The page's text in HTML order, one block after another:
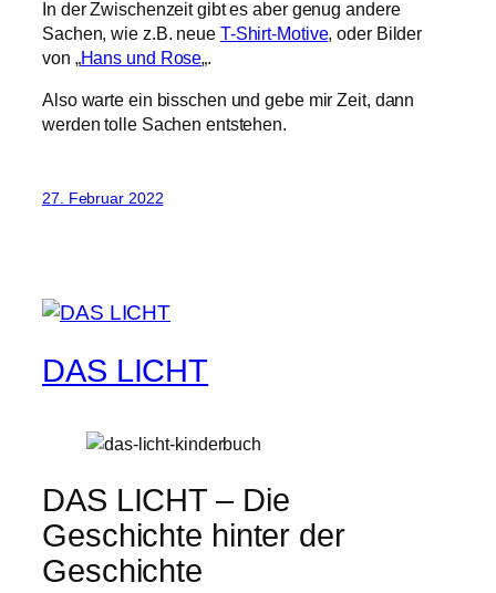
In der Zwischenzeit gibt es aber genug andere
Sachen, wie z.B. neue T-Shirt-Motive, oder Bilder
von „Hans und Rose„.
Also warte ein bisschen und gebe mir Zeit, dann
werden tolle Sachen entstehen.
27. Februar 2022
DAS LICHT
DAS LICHT – Die
Geschichte hinter der
Geschichte